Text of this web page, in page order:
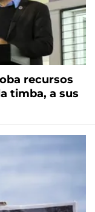
recursos
timba, a sus